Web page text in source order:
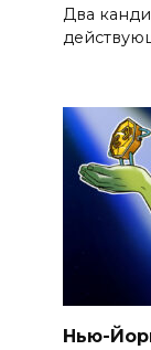
Два
Нью-